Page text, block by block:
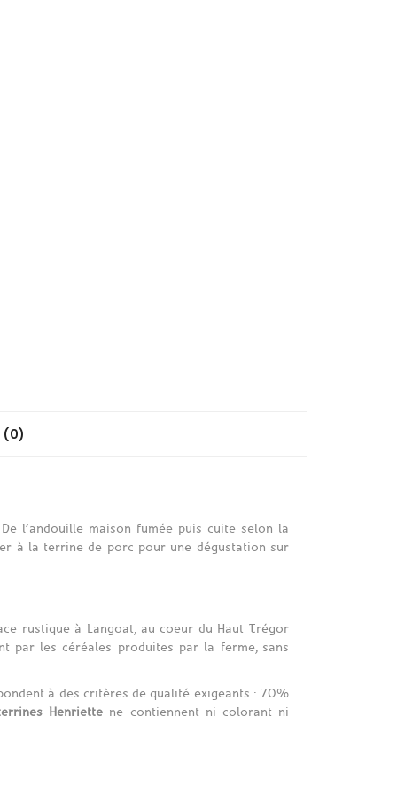
(0)
l’andouille maison fumée puis cuite selon la
à la terrine de porc pour une dégustation sur
rustique à Langoat, au coeur du Haut Trégor
par les céréales produites par la ferme, sans
à des critères de qualité exigeants : 70%
Henriette ne contiennent ni colorant ni